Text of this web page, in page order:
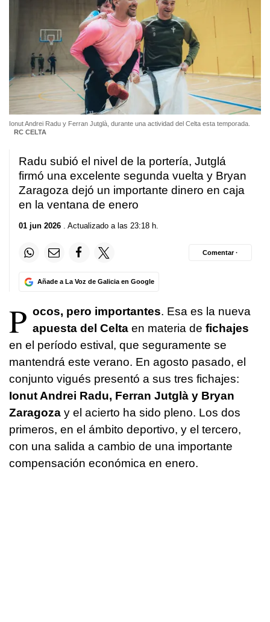
Ionut Andrei Radu y Ferran Jutglà, durante una actividad del Celta esta temporada.
RC CELTA
Radu subió el nivel de la portería, Jutglá
firmó una excelente segunda vuelta y Bryan
Zaragoza dejó un importante dinero en caja
en la ventana de enero
01 jun 2026 . Actualizado a las 23:18 h.
Añade a La Voz de Galicia en Google
Comentar ·
P ocos, pero importantes. Esa es la nueva
apuesta del Celta en materia de fichajes
en el período estival, que seguramente se
mantendrá este verano. En agosto pasado, el
conjunto vigués presentó a sus tres fichajes:
Ionut Andrei Radu, Ferran Jutglà y Bryan
Zaragoza y el acierto ha sido pleno. Los dos
primeros, en el ámbito deportivo, y el tercero,
con una salida a cambio de una importante
compensación económica en enero.